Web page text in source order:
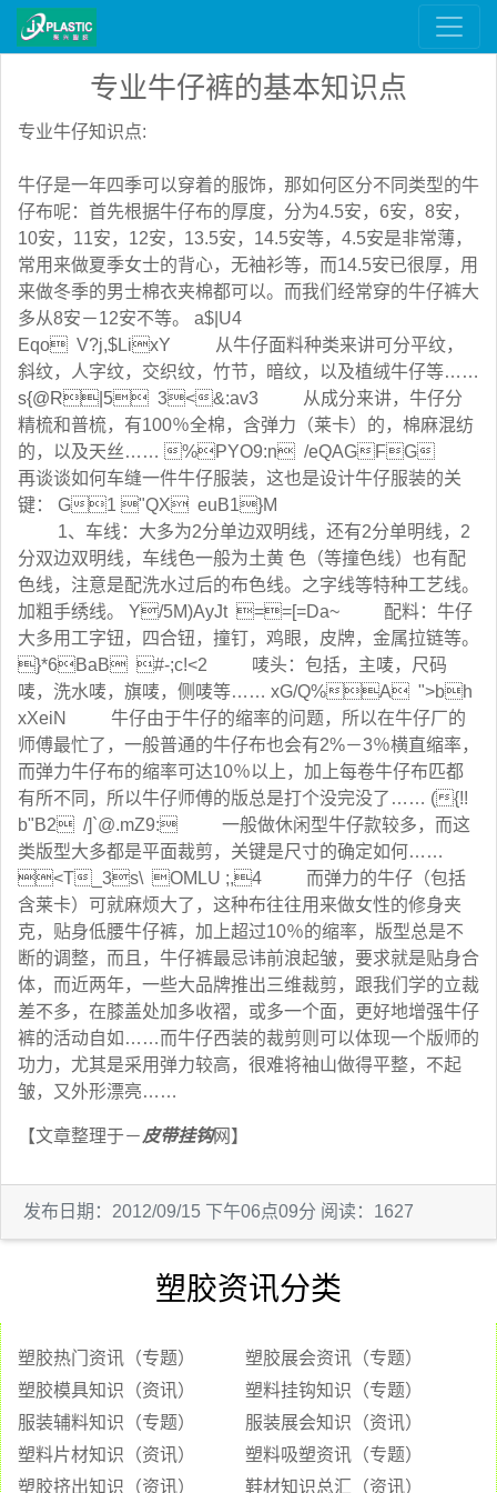
专业牛仔裤的基本知识点
专业牛仔知识点:
牛仔是一年四季可以穿着的服饰，那如何区分不同类型的牛
仔布呢：首先根据牛仔布的厚度，分为4.5安，6安，8安，
10安，11安，12安，13.5安，14.5安等，4.5安是非常薄，
常用来做夏季女士的背心，无袖衫等，而14.5安已很厚，用
来做冬季的男士棉衣夹棉都可以。而我们经常穿的牛仔裤大
多从8安－12安不等。 a$|U4
Eqo V?j,$LixY 从牛仔面料种类来讲可分平纹，
斜纹，人字纹，交织纹，竹节，暗纹，以及植绒牛仔等……
s{@R|5 3<&:av3 从成分来讲，牛仔分
精梳和普梳，有100％全棉，含弹力（莱卡）的，棉麻混纺
的，以及天丝…… %PYO9:n /eQAGFG
再谈谈如何车缝一件牛仔服装，这也是设计牛仔服装的关
键： G1 "QX euB1}M
1、车线：大多为2分单边双明线，还有2分单明线，2
分双边双明线，车线色一般为土黄 色（等撞色线）也有配
色线，注意是配洗水过后的布色线。之字线等特种工艺线。
加粗手绣线。 Y/5M)AyJt ==[=Da~ 配料：牛仔
大多用工字钮，四合钮，撞钉，鸡眼，皮牌，金属拉链等。
}*6BaB #-;c!<2 唛头：包括，主唛，尺码
唛，洗水唛，旗唛，侧唛等…… xG/Q%A ">bh
xXeiN 牛仔由于牛仔的缩率的问题，所以在牛仔厂的
师傅最忙了，一般普通的牛仔布也会有2%－3％横直缩率，
而弹力牛仔布的缩率可达10％以上，加上每卷牛仔布匹都
有所不同，所以牛仔师傅的版总是打个没完没了…… ({!!
b"B2 /]`@.mZ9: 一般做休闲型牛仔款较多，而这
类版型大多都是平面裁剪，关键是尺寸的确定如何……
<T_3s\ OMLU ;,4 而弹力的牛仔（包括
含莱卡）可就麻烦大了，这种布往往用来做女性的修身夹
克，贴身低腰牛仔裤，加上超过10％的缩率，版型总是不
断的调整，而且，牛仔裤最忌讳前浪起皱，要求就是贴身合
体，而近两年，一些大品牌推出三维裁剪，跟我们学的立裁
差不多，在膝盖处加多收褶，或多一个面，更好地增强牛仔
裤的活动自如……而牛仔西装的裁剪则可以体现一个版师的
功力，尤其是采用弹力较高，很难将袖山做得平整，不起
皱，又外形漂亮……
【文章整理于－皮带挂钩网】
发布日期：2012/09/15 下午06点09分 阅读：1627
塑胶资讯分类
塑胶热门资讯（专题）
塑胶展会资讯（专题）
塑胶模具知识（资讯）
塑料挂钩知识（专题）
服装辅料知识（专题）
服装展会知识（资讯）
塑料片材知识（资讯）
塑料吸塑资讯（专题）
塑胶挤出知识（资讯）
鞋材知识总汇（资讯）